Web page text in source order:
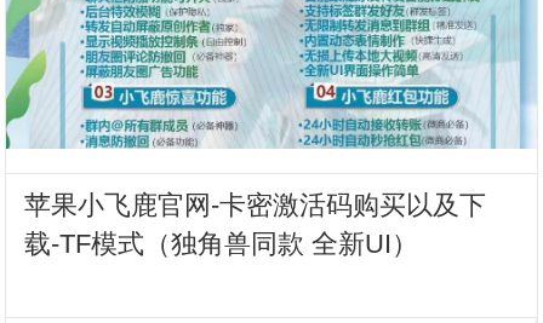
苹果小飞鹿官网-卡密激活码购买以及下
载-TF模式（独角兽同款 全新UI）